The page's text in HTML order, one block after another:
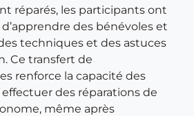
réparés, les participants ont
des bénévoles et
techniques et des astuces
Ce transfert de
renforce la capacité des
des réparations de
même après